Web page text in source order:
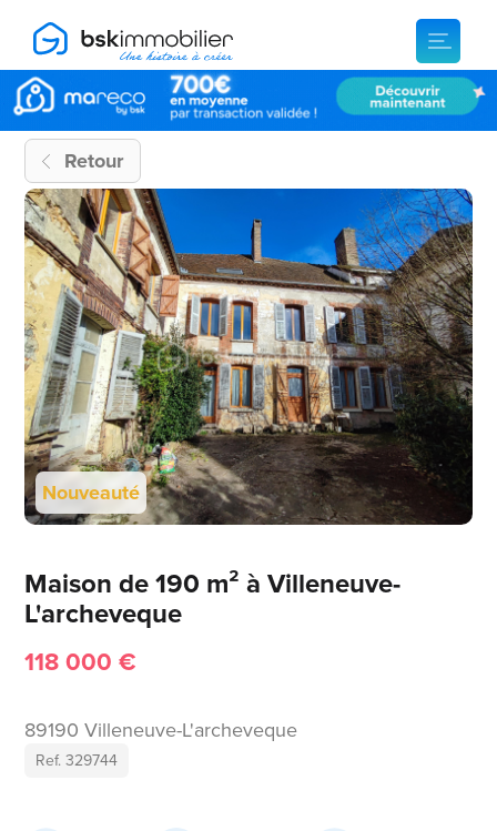
Retour
Nouveauté
Maison de 190 m² à Villeneuve-
L'archeveque
118 000 €
89190 Villeneuve-L'archeveque
Ref. 329744